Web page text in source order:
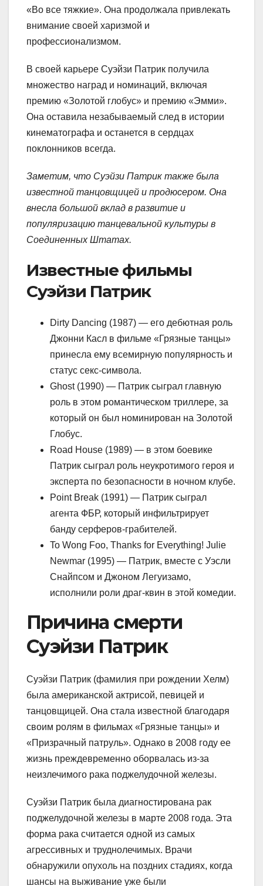
«Во все тяжкие». Она продолжала привлекать
внимание своей харизмой и
профессионализмом.
В своей карьере Суэйзи Патрик получила
множество наград и номинаций, включая
премию «Золотой глобус» и премию «Эмми».
Она оставила незабываемый след в истории
кинематографа и останется в сердцах
поклонников всегда.
Заметим, что Суэйзи Патрик также была
известной танцовщицей и продюсером. Она
внесла большой вклад в развитие и
популяризацию танцевальной культуры в
Соединенных Штатах.
Известные фильмы
Суэйзи Патрик
Dirty Dancing (1987) — его дебютная роль
Джонни Касл в фильме «Грязные танцы»
принесла ему всемирную популярность и
статус секс-символа.
Ghost (1990) — Патрик сыграл главную
роль в этом романтическом триллере, за
который он был номинирован на Золотой
Глобус.
Road House (1989) — в этом боевике
Патрик сыграл роль неукротимого героя и
эксперта по безопасности в ночном клубе.
Point Break (1991) — Патрик сыграл
агента ФБР, который инфильтрирует
банду серферов-грабителей.
To Wong Foo, Thanks for Everything! Julie
Newmar (1995) — Патрик, вместе с Уэсли
Снайпсом и Джоном Легуизамо,
исполнили роли драг-квин в этой комедии.
Причина смерти
Суэйзи Патрик
Суэйзи Патрик (фамилия при рождении Хелм)
была американской актрисой, певицей и
танцовщицей. Она стала известной благодаря
своим ролям в фильмах «Грязные танцы» и
«Призрачный патруль». Однако в 2008 году ее
жизнь преждевременно оборвалась из-за
неизлечимого рака поджелудочной железы.
Суэйзи Патрик была диагностирована рак
поджелудочной железы в марте 2008 года. Эта
форма рака считается одной из самых
агрессивных и труднолечимых. Врачи
обнаружили опухоль на поздних стадиях, когда
шансы на выживание уже были